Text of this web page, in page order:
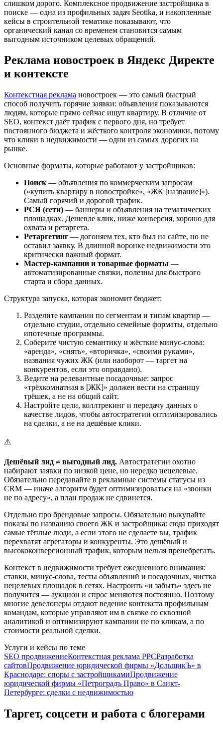
слишком дорого. Комплексное продвижение застройщика в
поиске — одна из профильных задач Seotika, и накопленные
кейсы в строительной тематике показывают, что
органический канал со временем становится самым
выгодным источником целевых обращений.
Реклама новостроек в Яндекс Директе
и контексте
Контекстная реклама новостроек — это самый быстрый
способ получить горячие заявки: объявления показываются
людям, которые прямо сейчас ищут квартиру. В отличие от
SEO, контекст даёт трафик с первого дня, но требует
постоянного бюджета и жёсткого контроля экономики, потому
что клики в недвижимости — одни из самых дорогих на
рынке.
Основные форматы, которые работают у застройщиков:
Поиск — объявления по коммерческим запросам
(«купить квартиру в новостройке», «ЖК [название]»).
Самый горячий и дорогой трафик.
РСЯ (сети) — баннеры и объявления на тематических
площадках. Дешевле клик, ниже конверсия, хорошо для
охвата и ретаргета.
Ретаргетинг — догоняем тех, кто был на сайте, но не
оставил заявку. В длинной воронке недвижимости это
критически важный формат.
Мастер-кампании и товарные форматы —
автоматизированные связки, полезны для быстрого
старта и сбора данных.
Структура запуска, которая экономит бюджет:
Разделите кампании по сегментам и типам квартир —
отдельно студии, отдельно семейные форматы, отдельно
ипотечные программы.
Соберите чистую семантику и жёсткие минус-слова:
«аренда», «снять», «вторичка», «своими руками»,
названия чужих ЖК (или наоборот — таргет на
конкурентов, если это оправдано).
Ведите на релевантные посадочные: запрос
«трёхкомнатная в [ЖК]» должен вести на страницу
трёшек, а не на общий сайт.
Настройте цели, коллтрекинг и передачу данных о
качестве лидов, чтобы автостратегии оптимизировались
на сделки, а не на дешёвые клики.
⚠️
Дешёвый лид ≠ выгодный лид. Автостратегии охотно
набирают заявки по низкой цене, но нередко нецелевые.
Обязательно передавайте в рекламные системы статусы из
CRM — иначе алгоритм будет оптимизироваться на «звонки
не по адресу», а план продаж не сдвинется.
Отдельно про брендовые запросы. Обязательно выкупайте
показы по названию своего ЖК и застройщика: сюда приходят
самые тёплые люди, а если этого не сделаете вы, трафик
перехватят агрегаторы и конкуренты. Это дешёвый и
высококонверсионный трафик, которым нельзя пренебрегать.
Контекст в недвижимости требует ежедневного внимания:
ставки, минус-слова, тесты объявлений и посадочных, чистка
нецелевых площадок в сетях. Настроить «и забыть» здесь не
получится — аукцион и спрос меняются постоянно. Поэтому
многие девелоперы отдают ведение контекста профильным
командам, которые управляют им в связке со сквозной
аналитикой и оптимизируют кампании не по кликам, а по
стоимости реальной сделки.
Услуги и кейсы по теме
SEO продвижениеКонтекстная реклама PPCРазработка
сайтовПродвижение юридической фирмы «ДольщикЪ» в
Краснодаре: споры с застройщикамиПродвижение
юридической фирмы «Петроградъ Право» в Санкт-
Петербурге: сделки с недвижимостью
Таргет, соцсети и работа с блогерами